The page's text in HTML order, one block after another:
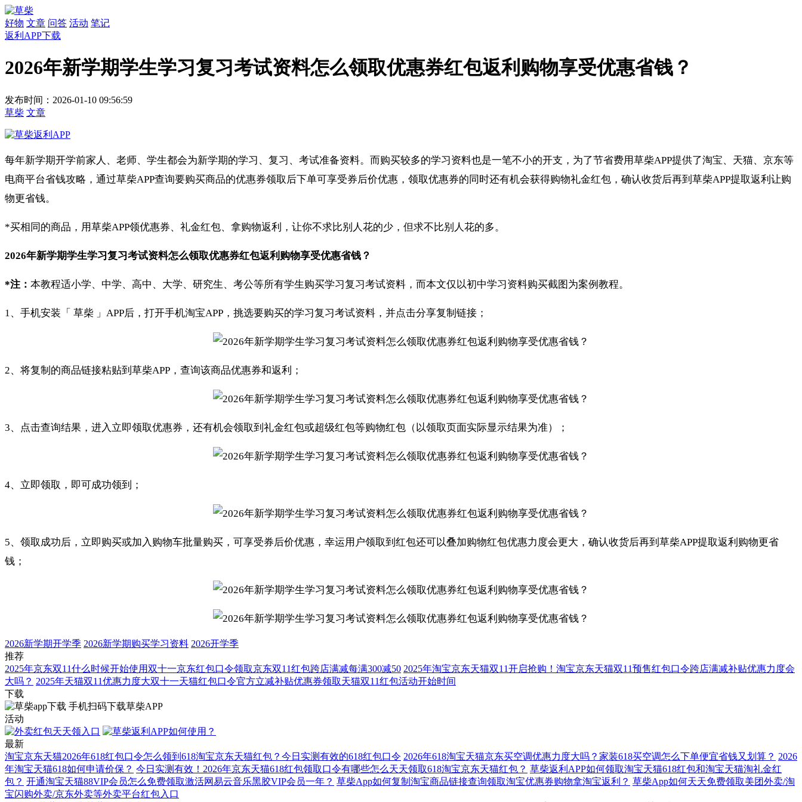
好物 文章 问答 活动 笔记
返利APP下载
2026年新学期学生学习复习考试资料怎么领取优惠券红包返利购物享受优惠省钱？
发布时间：2026-01-10 09:56:59
草柴 文章
每年新学期开学前家人、老师、学生都会为新学期的学习、复习、考试准备资料。而购买较多的学习资料也是一笔不小的开支，为了节省费用草柴APP提供了淘宝、天猫、京东等
电商平台省钱攻略，通过草柴APP查询要购买商品的优惠券领取后下单可享受券后价优惠，领取优惠券的同时还有机会获得购物礼金红包，确认收货后再到草柴APP提取返利让购
物更省钱。
*买相同的商品，用草柴APP领优惠券、礼金红包、拿购物返利，让你不求比别人花的少，但求不比别人花的多。
2026年新学期学生学习复习考试资料怎么领取优惠券红包返利购物享受优惠省钱？
*注： 本教程适小学、中学、高中、大学、研究生、考公等所有学生购买学习复习考试资料，而本文仅以初中学习资料购买截图为案例教程。
1、手机安装「 草柴 」APP后，打开手机淘宝APP，挑选要购买的学习复习考试资料，并点击分享复制链接；
2、将复制的商品链接粘贴到草柴APP，查询该商品优惠券和返利；
3、点击查询结果，进入立即领取优惠券，还有机会领取到礼金红包或超级红包等购物红包（以领取页面实际显示结果为准）；
4、立即领取，即可成功领到；
5、领取成功后，立即购买或加入购物车批量购买，可享受券后价优惠，幸运用户领取到红包还可以叠加购物红包优惠力度会更大，确认收货后再到草柴APP提取返利购物更省
钱；
2026新学期开学季 2026新学期购买学习资料 2026开学季
推荐
2025年京东双11什么时候开始使用双十一京东红包口令领取京东双11红包跨店满减每满300减50 2025年淘宝京东天猫双11开启抢购！淘宝京东天猫双11预售红包口令跨店满减补贴优惠力度会
大吗？ 2025年天猫双11优惠力度大双十一天猫红包口令官方立减补贴优惠券领取天猫双11红包活动开始时间
下载
手机扫码下载草柴APP
活动
最新
淘宝京东天猫2026年618红包口令怎么领到618淘宝京东天猫红包？今日实测有效的618红包口令 2026年618淘宝天猫京东买空调优惠力度大吗？家装618买空调怎么下单便宜省钱又划算？ 2026
年淘宝天猫618如何申请价保？ 今日实测有效！2026年京东天猫618红包领取口令有哪些怎么天天领取618淘宝京东天猫红包？ 草柴返利APP如何领取淘宝天猫618红包和淘宝天猫淘礼金红
包？ 开通淘宝天猫88VIP会员怎么免费领取激活网易云音乐黑胶VIP会员一年？ 草柴App如何复制淘宝商品链接查询领取淘宝优惠券购物拿淘宝返利？ 草柴App如何天天免费领取美团外卖/淘
宝闪购外卖/京东外卖等外卖平台红包入口